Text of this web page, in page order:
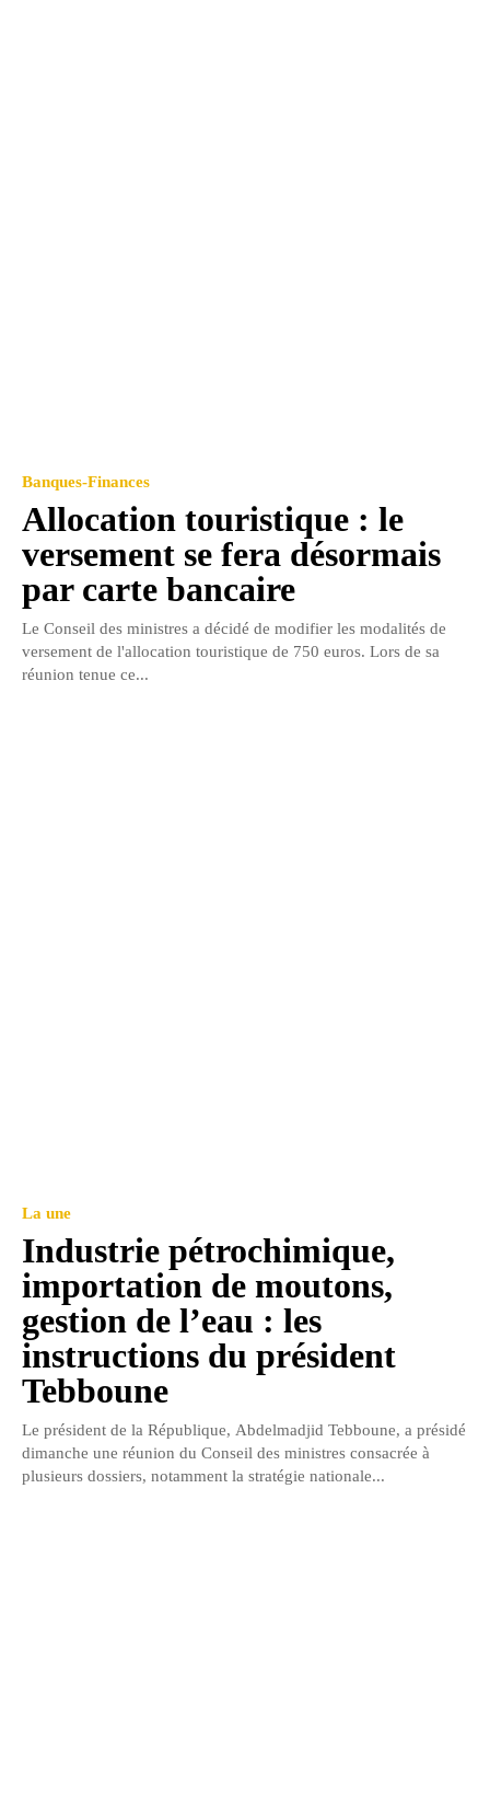
Banques-Finances
Allocation touristique : le
versement se fera désormais
par carte bancaire
Le Conseil des ministres a décidé de modifier les modalités de
versement de l'allocation touristique de 750 euros. Lors de sa
réunion tenue ce...
La une
Industrie pétrochimique,
importation de moutons,
gestion de l’eau : les
instructions du président
Tebboune
Le président de la République, Abdelmadjid Tebboune, a présidé
dimanche une réunion du Conseil des ministres consacrée à
plusieurs dossiers, notamment la stratégie nationale...